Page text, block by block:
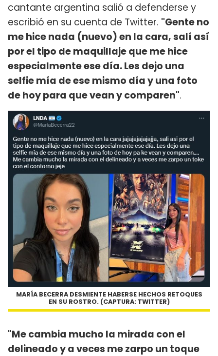
cantante argentina salió a defenderse y
escribió en su cuenta de Twitter. "Gente no
me hice nada (nuevo) en la cara, salí así
por el tipo de maquillaje que me hice
especialmente ese día. Les dejo una
selfie mía de ese mismo día y una foto
de hoy para que vean y comparen".
MARÍA BECERRA DESMIENTE HABERSE HECHOS RETOQUES
EN SU ROSTRO. (CAPTURA: TWITTER)
"Me cambia mucho la mirada con el
delineado y a veces me zarpo un toque